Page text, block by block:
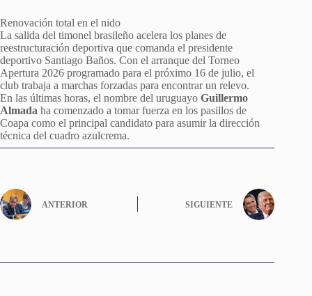
Renovación total en el nido
La salida del timonel brasileño acelera los planes de
reestructuración deportiva que comanda el presidente
deportivo Santiago Baños. Con el arranque del Torneo
Apertura 2026 programado para el próximo 16 de julio, el
club trabaja a marchas forzadas para encontrar un relevo.
En las últimas horas, el nombre del uruguayo Guillermo
Almada ha comenzado a tomar fuerza en los pasillos de
Coapa como el principal candidato para asumir la dirección
técnica del cuadro azulcrema.
ANTERIOR SIGUIENTE